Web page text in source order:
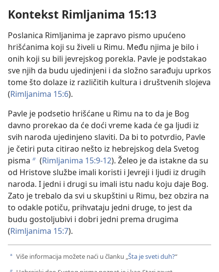
Kontekst Rimljanima 15:13
Poslanica Rimljanima je zapravo pismo upućeno
hrišćanima koji su živeli u Rimu. Među njima je bilo i
onih koji su bili jevrejskog porekla. Pavle je podstakao
sve njih da budu ujedinjeni i da složno sarađuju uprkos
tome što dolaze iz različitih kultura i društvenih slojeva
(Rimljanima 15:6).
Pavle je podsetio hrišćane u Rimu na to da je Bog
davno prorekao da će doći vreme kada će ga ljudi iz
svih naroda ujedinjeno slaviti. Da bi to potvrdio, Pavle
je četiri puta citirao nešto iz hebrejskog dela Svetog
pisma b (Rimljanima 15:9-12). Želeo je da istakne da su
od Hristove službe imali koristi i Jevreji i ljudi iz drugih
naroda. I jedni i drugi su imali istu nadu koju daje Bog.
Zato je trebalo da svi u skupštini u Rimu, bez obzira na
to odakle potiču, prihvataju jedni druge, to jest da
budu gostoljubivi i dobri jedni prema drugima
(Rimljanima 15:7).
a Više informacija možete naći u članku „Šta je sveti duh?“